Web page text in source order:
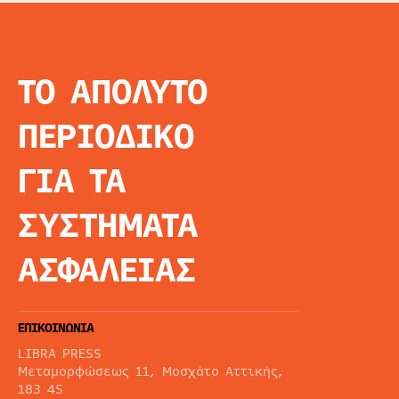
ΤΟ ΑΠΟΛΥΤΟ
ΠΕΡΙΟΔΙΚΟ
ΓΙΑ ΤΑ
ΣΥΣΤΗΜΑΤΑ
ΑΣΦΑΛΕΙΑΣ
ΕΠΙΚΟΙΝΩΝΙΑ
LIBRA PRESS
Μεταμορφώσεως 11, Μοσχάτο Αττικής,
183 45